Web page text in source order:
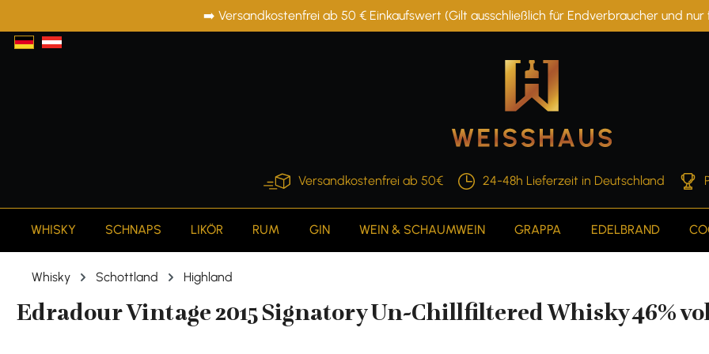
Zur Hauptnavigation springen➡️ Versandkostenfrei ab 50 € Einkaufswert (Gilt ausschließlich für Endverbraucher und
Versandkostenfrei ab 50€ 24-48h Lieferzeit in Deutschland
WHISKY SCHNAPS LIKÖR RUM GIN WEIN & SCHAUMWEIN GRAPPA EDELBRAND
Whisky Schottland Highland
Edradour Vintage 2015 Signatory Un-Chillfiltered Whisky 46%